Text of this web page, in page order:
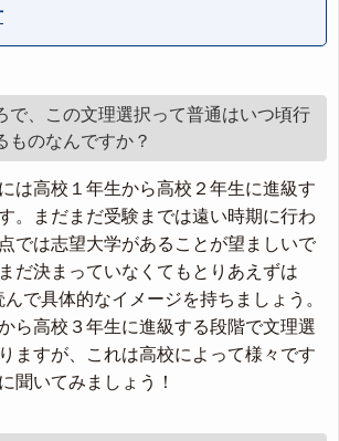
で、この文理選択って普通はいつ頃行
ものなんですか？
は高校１年生から高校２年生に進級す
。まだまだ受験までは遠い時期に行わ
では志望大学があることが望ましいで
だ決まっていなくてもとりあえずは
で具体的なイメージを持ちましょう。
ら高校３年生に進級する段階で文理選
ますが、これは高校によって様々です
聞いてみましょう！